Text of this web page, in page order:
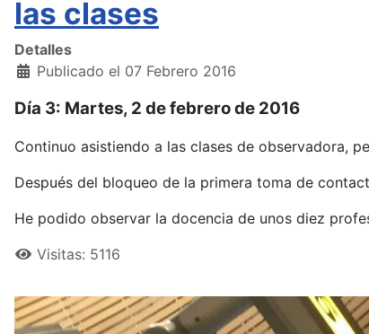
las clases
Detalles
Publicado el 07 Febrero 2016
Día 3: Martes, 2 de febrero de 2016
Continuo asistiendo a las clases de observadora,
Después del bloqueo de la primera toma de
He podido observar la docencia de unos diez
Visitas: 5116